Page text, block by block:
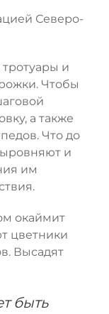
Северо-
и
Чтобы
а также
Что до
и
им
окаймит
цветники
Высадят
быть